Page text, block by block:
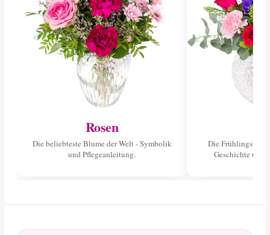
Rosen
Die beliebteste Blume der Welt - Symbolik
und Pflegeanleitung.
Die
Geschichte und